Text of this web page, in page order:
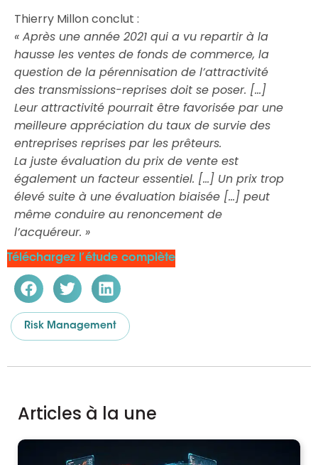
Thierry Millon conclut :
« Après une année 2021 qui a vu repartir à la
hausse les ventes de fonds de commerce, la
question de la pérennisation de l’attractivité
des transmissions-reprises doit se poser. […]
Leur attractivité pourrait être favorisée par une
meilleure appréciation du taux de survie des
entreprises reprises par les prêteurs.
La juste évaluation du prix de vente est
également un facteur essentiel. […] Un prix trop
élevé suite à une évaluation biaisée […] peut
même conduire au renoncement de
l’acquéreur. »
Téléchargez l’étude complète
Risk Management
Articles à la une